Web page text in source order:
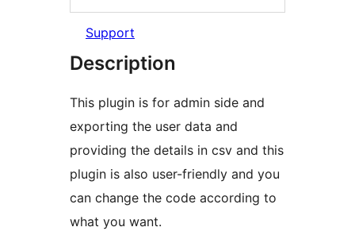
Support
Description
This plugin is for admin side and
exporting the user data and
providing the details in csv and this
plugin is also user-friendly and you
can change the code according to
what you want.